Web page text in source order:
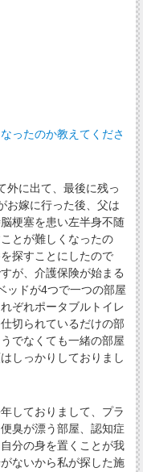
ったのか教えてくださ
に出て、最後に残っ
お嫁に行った後、父は
梗塞を患い左半身不随
とが難しくなったの
探すことにしたので
が、介護保険が始まる
ッドが4つで一つの部屋
ぞれポータブルトイレ
切られているだけの部
でなくても一緒の部屋
しっかりしておりまし
しておりまして、プラ
臭が漂う部屋、認知症
分の身を置くことが我
ないから私が探した施